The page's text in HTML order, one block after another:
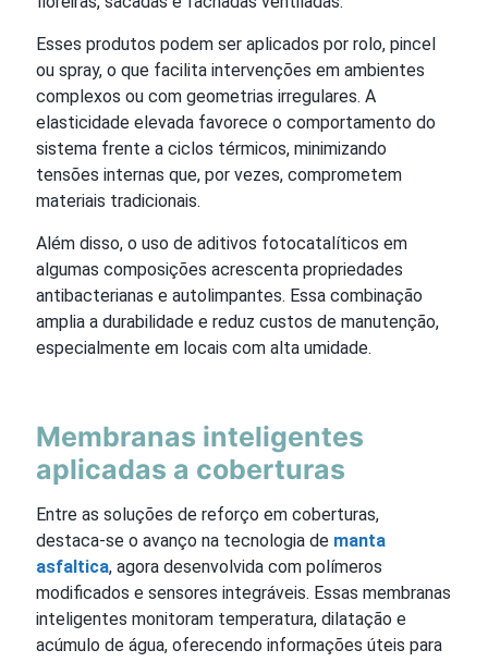
Esses produtos podem ser aplicados por rolo, pincel
ou spray, o que facilita intervenções em ambientes
complexos ou com geometrias irregulares. A
elasticidade elevada favorece o comportamento do
sistema frente a ciclos térmicos, minimizando
tensões internas que, por vezes, comprometem
materiais tradicionais.
Além disso, o uso de aditivos fotocatalíticos em
algumas composições acrescenta propriedades
antibacterianas e autolimpantes. Essa combinação
amplia a durabilidade e reduz custos de manutenção,
especialmente em locais com alta umidade.
Membranas inteligentes
aplicadas a coberturas
Entre as soluções de reforço em coberturas,
destaca-se o avanço na tecnologia de manta
asfaltica, agora desenvolvida com polímeros
modificados e sensores integráveis. Essas membranas
inteligentes monitoram temperatura, dilatação e
acúmulo de água, oferecendo informações úteis para